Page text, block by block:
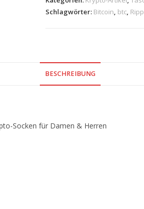
Schlagwörter: Bitcoin, btc,
BESCHREIBUNG
Socken für Damen & Herren